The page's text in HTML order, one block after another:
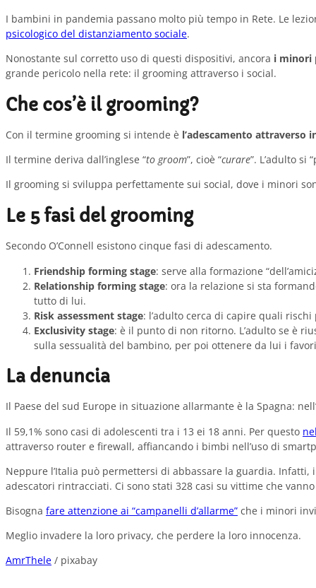
I bambini in pandemia passano molto più tempo in Rete. Le
psicologico del distanziamento sociale.
Nonostante sul corretto uso di questi dispositivi, ancora i minori
grande pericolo nella rete: il grooming attraverso i social.
Che cos’è il grooming?
Con il termine grooming si intende è l’adescamento attraverso
Il termine deriva dall’inglese “to groom”, cioè “curare”. L’adulto
Il grooming si sviluppa perfettamente sui social, dove i minori
Le 5 fasi del grooming
Secondo O’Connell esistono cinque fasi di adescamento.
Friendship forming stage: serve alla formazione
Relationship forming stage: ora la relazione si sta
tutto di lui.
Risk assessment stage: l’adulto cerca di capire quali
Exclusivity stage: è il punto di non ritorno. L’adulto se è
sulla sessualità del bambino, per poi ottenere da lui i
La denuncia
Il Paese del sud Europe in situazione allarmante è la Spagna:
Il 59,1% sono casi di adolescenti tra i 13 ei 18 anni. Per questo
attraverso router e firewall, affiancando i bimbi nell’uso di
Neppure l’Italia può permettersi di abbassare la guardia.
adescatori rintracciati. Ci sono stati 328 casi su vittime che
Bisogna fare attenzione ai “campanelli d’allarme” che i minori
Meglio invadere la loro privacy, che perdere la loro innocenza.
AmrThele / pixabay